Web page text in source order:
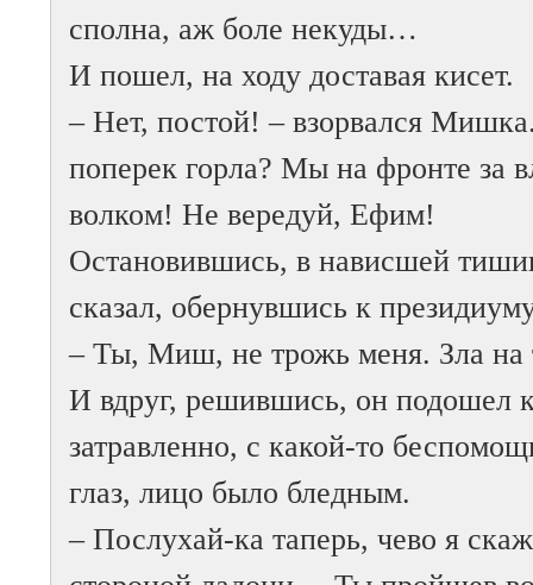
сполна, аж боле некуды…
И пошел, на ходу доставая кисет.
– Нет, постой! – взорвался
поперек горла? Мы на фронте за
волком! Не вередуй, Ефим!
Остановившись, в нависшей
сказал, обернувшись к
– Ты, Миш, не трожь меня. Зла на
И вдруг, решившись, он подошел
затравленно, с какой-то
глаз, лицо было бледным.
– Послухай-ка таперь, чево я